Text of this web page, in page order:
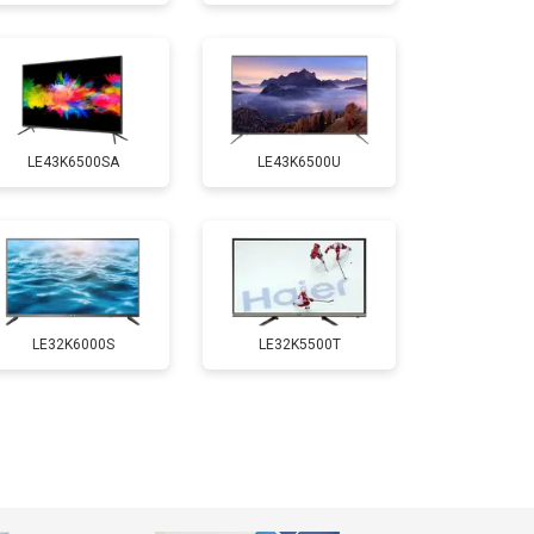
Заказать
5200 ₽ Заказать
3100 ₽ Заказать
3700 ₽
5500 ₽
LE43K6500SA LE43K6500U
LE32K6000S LE32K5500T